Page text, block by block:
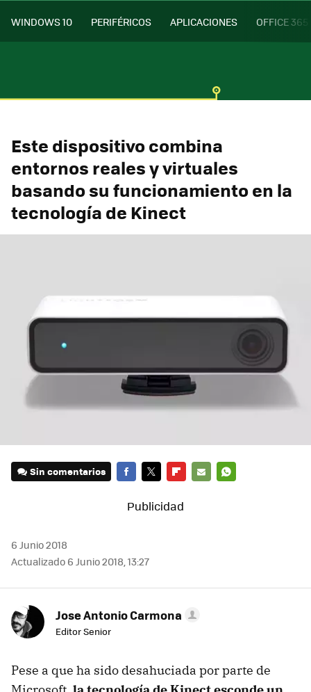
WINDOWS 10 PERIFÉRICOS APLICACIONES OFFICE 365
Este dispositivo combina
entornos reales y virtuales
basando su funcionamiento en la
tecnología de Kinect
Sin comentarios
6 Junio 2018
Actualizado 6 Junio 2018, 13:27
Jose Antonio Carmona
Editor Senior
Pese a que ha sido desahuciada por parte de